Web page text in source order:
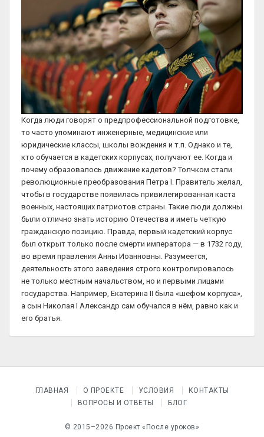
Когда люди говорят о предпрофессиональной подготовке,
то часто упоминают инженерные, медицинские или
юридические классы, школы вождения и т.п. Однако и те,
кто обучается в кадетских корпусах, получают ее. Когда и
почему образовалось движение кадетов? Толчком стали
революционные преобразования Петра I. Правитель желал,
чтобы в государстве появилась привилегированная каста
военных, настоящих патриотов страны. Такие люди должны
были отлично знать историю Отечества и иметь четкую
гражданскую позицию. Правда, первый кадетский корпус
был открыт только после смерти императора — в 1732 году,
во время правления Анны Иоанновны. Разумеется,
деятельность этого заведения строго контролировалось
не только местным начальством, но и первыми лицами
государства. Например, Екатерина II была «шефом корпуса»,
а сын Николая I Александр сам обучался в нём, равно как и
его братья.
ГЛАВНАЯ О ПРОЕКТЕ УСЛОВИЯ
КОНТАКТЫ
ВОПРОСЫ И ОТВЕТЫ
БЛОГ
© 2015–2026 Проект «После уроков»